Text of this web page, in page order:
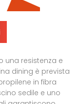
una resistenza e
dining è prevista
in fibra
sedile e uno